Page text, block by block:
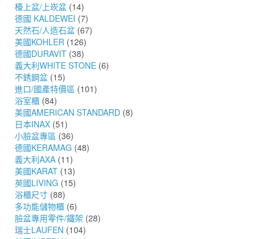
檯上盆/上崁盆 (14)
德國 KALDEWEI (7)
天然石/人造石盆 (67)
美國KOHLER (126)
德國DURAVIT (38)
義大利WHITE STONE (6)
不銹鋼盆 (15)
進口/國產特價區 (101)
浴室櫃 (84)
美國AMERICAN STANDARD (8)
日本INAX (51)
小臉盆專區 (36)
德國KERAMAG (48)
義大利AXA (11)
美國KARAT (13)
英國LIVING (15)
浴櫃尺寸 (88)
多功能儲物櫃 (6)
臉盆專用零件/鐵架 (28)
瑞士LAUFEN (104)